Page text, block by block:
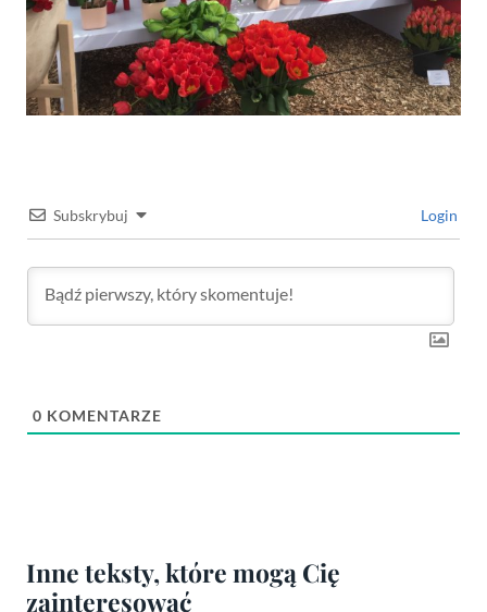
Subskrybuj Login
0 KOMENTARZE
Inne teksty, które mogą Cię
zainteresować